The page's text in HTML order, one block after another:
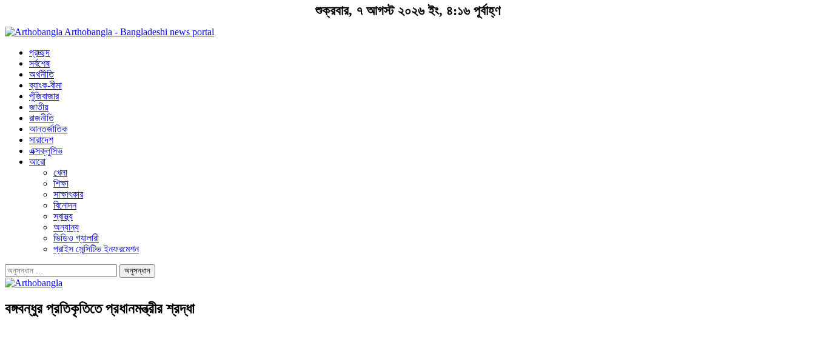
শুক্রবার, ৭ আগস্ট ২০২৬ ইং, ৪:১৬ পূর্বাহ্ণ
Arthobangla - Bangladeshi news portal
প্রচ্ছদ
সর্বশেষ
অর্থনীতি
ব্যাংক-বীমা
পুঁজিবাজার
জাতীয়
রাজনীতি
আন্তর্জাতিক
সারাদেশ
এক্সক্লুসিভ
আরো
খেলা
শিক্ষা
সাক্ষাৎকার
বিনোদন
স্বাস্থ্য
অন্যান্য
ভিডিও গ্যালারী
প্রাইস সেন্সিটিভ ইনফরমেশন
বঙ্গবন্ধুর প্রতিকৃতিতে প্রধানমন্ত্রীর শ্রদ্ধা